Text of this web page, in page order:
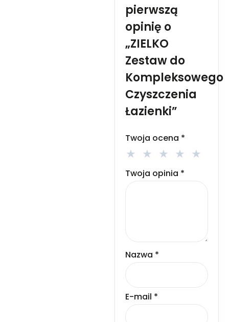
pierwszą
opinię o
„ZIELKO
Zestaw do
Kompleksowego
Czyszczenia
Łazienki”
Twoja ocena *
Twoja opinia *
Nazwa *
E-mail *